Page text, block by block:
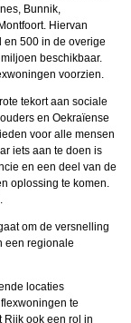
Bunnik,
Hiervan
en 500 in de overige
beschikbaar.
voorzien.
tekort aan sociale
en Oekraïense
voor alle mensen
iets aan te doen is
en een deel van de
oplossing te komen.
om de versnelling
een regionale
locaties
te
Rijk ook een rol in